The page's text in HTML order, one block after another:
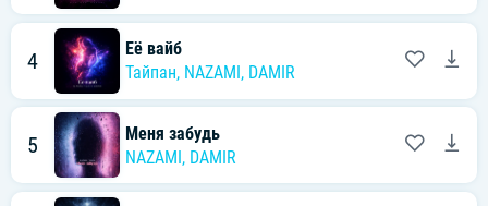
4
Её вайб
Тайпан, NAZAMI, DAMIR
5
Меня забудь
NAZAMI, DAMIR